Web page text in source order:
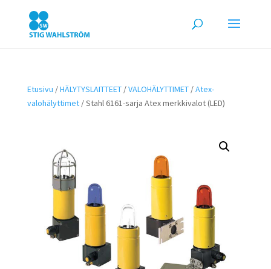
Etusivu /HÄLYTYSLAITTEET/VALOHÄLYTTIMET/Atex-
valohälyttimet/ Stahl 6161-sarja Atex merkkivalot (LED)